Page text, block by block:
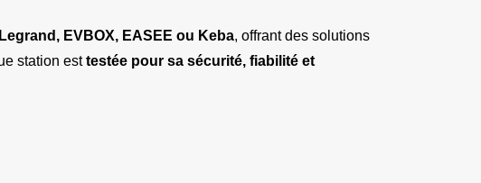
EVBOX, EASEE ou Keba, offrant des solutions
station est testée pour sa sécurité, fiabilité et